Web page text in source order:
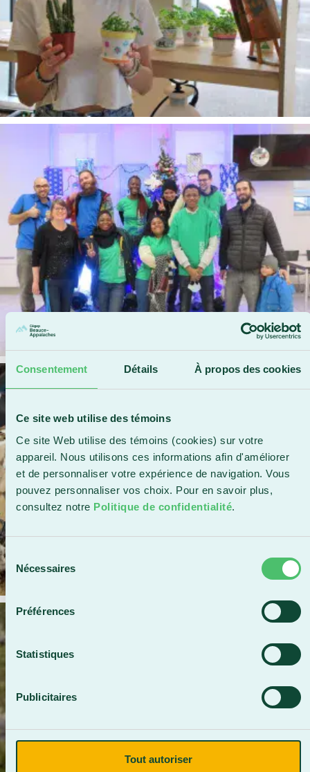
Consentement Détails À propos des cookies
Ce site web utilise des témoins
Ce site Web utilise des témoins (cookies) sur votre
appareil. Nous utilisons ces informations afin d'améliorer
et de personnaliser votre expérience de navigation. Vous
pouvez personnaliser vos choix. Pour en savoir plus,
consultez notre Politique de confidentialité.
Sélection
du
consentement
Nécessaires
Préférences
Statistiques
Publicitaires
Tout autoriser